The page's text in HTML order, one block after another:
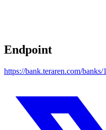
Endpoint
https://bank.teraren.com/banks/